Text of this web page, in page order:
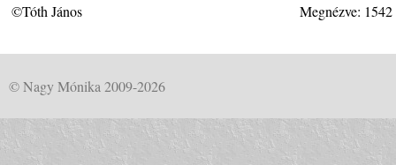
©Tóth János Megnézve:
© Nagy Mónika 2009-2026